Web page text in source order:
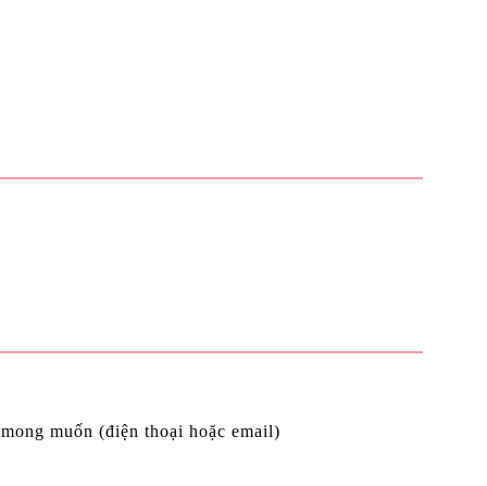
muốn (điện thoại hoặc email)